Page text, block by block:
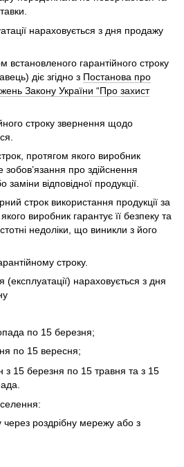
нараховується з дня продажу
встановленого гарантійного строку
діє згідно з Постанова про
Закону України “Про захист
строку звернення щодо
протягом якого виробник
про здійснення
відповідної продукції.
строк використання продукції за
виробник гарантує її безпеку та
недоліки, що виникли з його
строку.
(експлуатації) нараховується з дня
по 15 березня;
по 15 вересня;
з 15 березня по 15 травня та з 15
роздрібну мережу або з